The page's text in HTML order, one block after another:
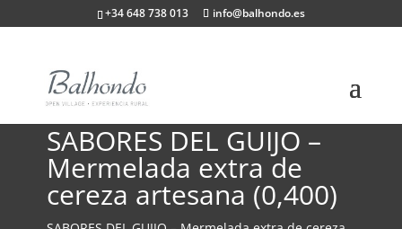
+34 648 738 013 info@balhondo.es
SABORES DEL GUIJO –
Mermelada extra de
cereza artesana (0,400)